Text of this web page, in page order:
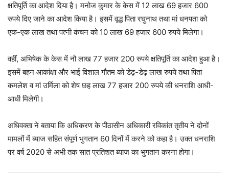
क्षतिपूर्ति का आदेश दिया है। मनोज कुमार के केस में 12 लाख 69 हजार 600
रुपये दिए जाने का आदेश किया है। इसमें वृद्ध पिता रघुनाथ तथा मां धनपता को
एक-एक लाख तथा पत्नी कंचन को 10 लाख 69 हजार 600 रुपये मिलेगा।
वहीं, अभिषेक के केस में नौ लाख 77 हजार 200 रुपये क्षतिपूर्ति का आदेश हुआ है।
इसमें बहन आकांक्षा और भाई विशाल गौतम को डेढ़-डेढ़ लाख रुपये तथा पिता
कमलेश व मां उर्मिला को शेष छह लाख 77 हजार 200 रुपये की धनराशि आधी-
आधी मिलेगी।
अधिवक्ता ने बताया कि अधिकरण के पीठासीन अधिकारी रविकांत तृतीय ने दोनों
मामलों में ब्याज सहित संपूर्ण भुगतान 60 दिनों में करने को कहा है। उक्त धनराशि
पर वर्ष 2020 से अभी तक सात प्रतिशत ब्याज का भुगतान करना होगा।